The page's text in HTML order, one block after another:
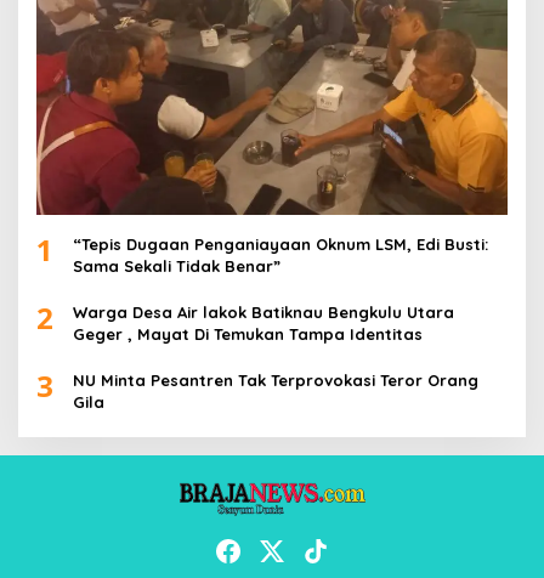
1
“Tepis Dugaan Penganiayaan Oknum LSM, Edi Busti:
Sama Sekali Tidak Benar”
2
Warga Desa Air lakok Batiknau Bengkulu Utara
Geger , Mayat Di Temukan Tampa Identitas
3
NU Minta Pesantren Tak Terprovokasi Teror Orang
Gila